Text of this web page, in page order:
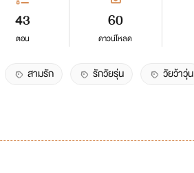
43
ตอน
60
ดาวน์โหลด
สามรัก รักวัยรุ่น
วัยว้าวุ่น